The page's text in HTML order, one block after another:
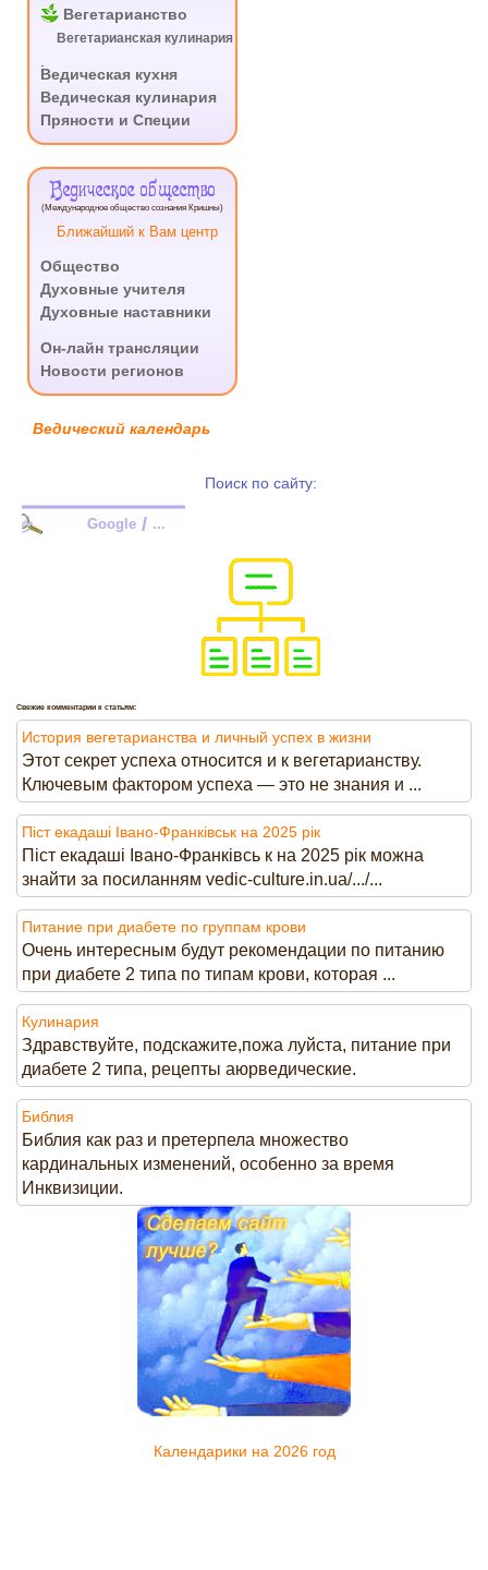
Вегетарианство
Вегетарианская кулинария
Ведическая кухня
Ведическая кулинария
Пряности и Специи
Ведическое общество
(Международное общество сознания Кришны)
Ближайший к Вам центр
Общество
Духовные учителя
Духовные наставники
Он-лайн трансляции
Новости регионов
Ведический календарь
Поиск по сайту:
Google / ...
Свежие комментарии к статьям:
История вегетарианства и личный успех в жизни
Этот секрет успеха относится и к вегетарианству.
Ключевым фактором успеха — это не знания и ...
Піст екадаші Івано-Франківськ на 2025 рік
Піст екадаші Івано-Франківсь к на 2025 рік можна
знайти за посиланням vedic-culture.in.ua/.../...
Питание при диабете по группам крови
Очень интересным будут рекомендации по питанию
при диабете 2 типа по типам крови, которая ...
Кулинария
Здравствуйте, подскажите,пожа луйста, питание при
диабете 2 типа, рецепты аюрведические.
Библия
Библия как раз и претерпела множество
кардинальных изменений, особенно за время
Инквизиции.
Календарики на 2026 год